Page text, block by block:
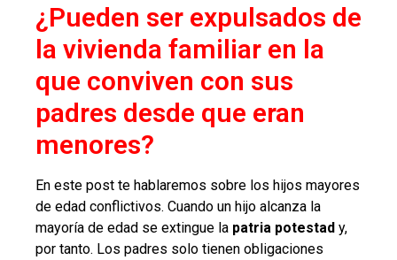
¿Pueden ser expulsados de
la vivienda familiar en la
que conviven con sus
padres desde que eran
menores?
En este post te hablaremos sobre los hijos mayores
de edad conflictivos. Cuando un hijo alcanza la
mayoría de edad se extingue la patria potestad y,
por tanto. Los padres solo tienen obligaciones